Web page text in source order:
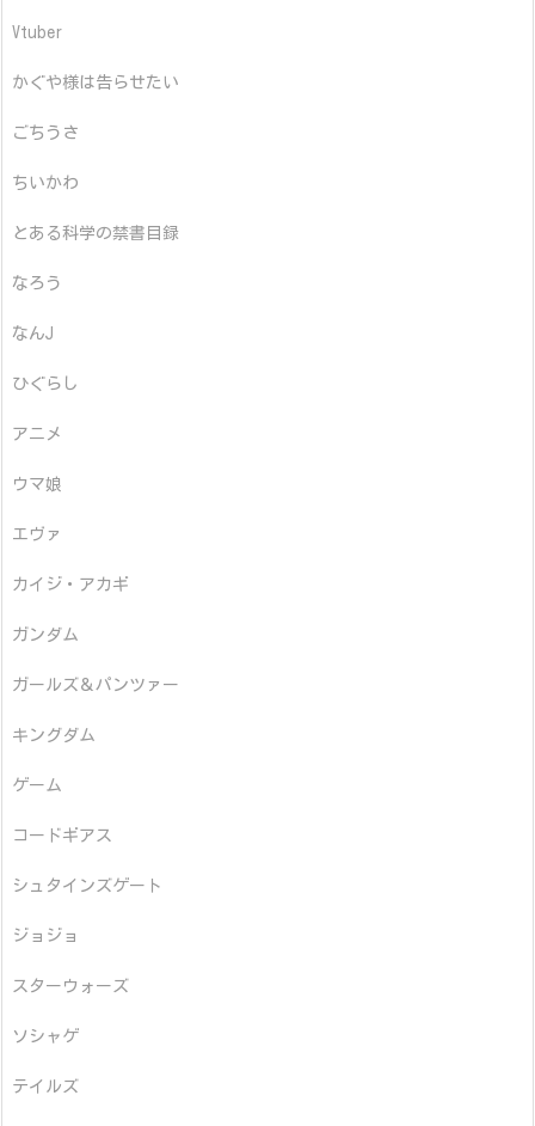
Vtuber
かぐや様は告らせたい
ごちうさ
ちいかわ
とある科学の禁書目録
なろう
なんJ
ひぐらし
アニメ
ウマ娘
エヴァ
カイジ・アカギ
ガンダム
ガールズ＆パンツァー
キングダム
ゲーム
コードギアス
シュタインズゲート
ジョジョ
スターウォーズ
ソシャゲ
テイルズ